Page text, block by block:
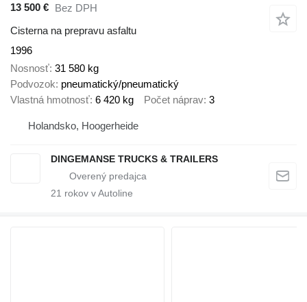
13 500 € Bez DPH
Cisterna na prepravu asfaltu
1996
Nosnosť 31 580 kg
Podvozok pneumatický/pneumatický
Vlastná hmotnosť 6 420 kg Počet náprav 3
Holandsko, Hoogerheide
DINGEMANSE TRUCKS & TRAILERS
21 rokov v Autoline